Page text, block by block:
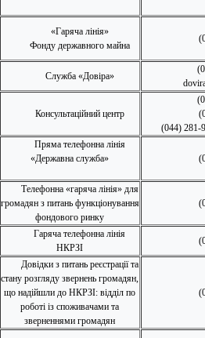
«Гаряча лінія»
Фонду державного майна
Служба «Довіра»
Консультаційний центр
(044) 281-
Пряма телефонна лінія
«Державна служба»
Телефонна «гаряча лінія» для
громадян з питань функціонування
фондового ринку
Гаряча телефонна лінія
НКРЗІ
Довідки з питань реєстрації та
стану розгляду звернень громадян,
що надійшли до НКРЗІ: відділ по
роботі із споживачами та
зверненнями громадян